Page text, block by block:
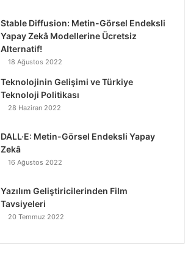
Stable Diffusion: Metin-Görsel Endeksli
Yapay Zekâ Modellerine Ücretsiz
Alternatif!
18 Ağustos 2022
Teknolojinin Gelişimi ve Türkiye
Teknoloji Politikası
28 Haziran 2022
DALL·E: Metin-Görsel Endeksli Yapay
Zekâ
16 Ağustos 2022
Yazılım Geliştiricilerinden Film
Tavsiyeleri
20 Temmuz 2022